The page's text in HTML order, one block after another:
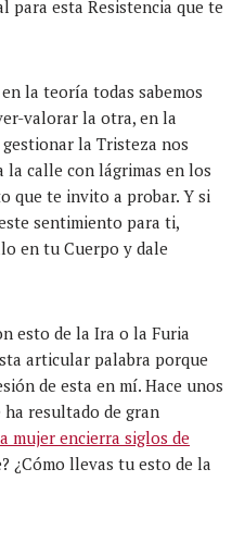
para esta Resistencia que te
la teoría todas sabemos
valorar la otra, en la
la Tristeza nos
la calle con lágrimas en los
que te invito a probar. Y si
sentimiento para ti,
en tu Cuerpo y dale
esto de la Ira o la Furia
articular palabra porque
de esta en mí. Hace unos
ha resultado de gran
mujer encierra siglos de
¿Cómo llevas tu esto de la